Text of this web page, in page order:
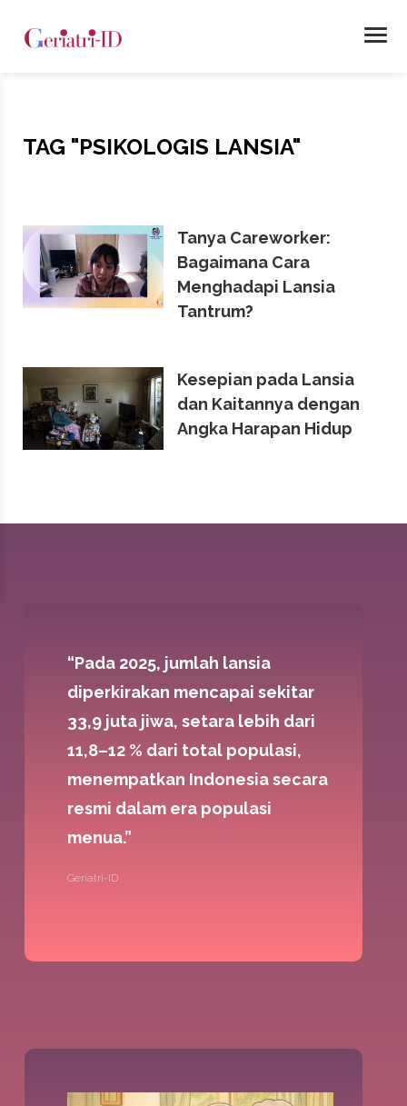
TAG "PSIKOLOGIS LANSIA"
Tanya Careworker:
Bagaimana Cara
Menghadapi Lansia
Tantrum?
Kesepian pada Lansia
dan Kaitannya dengan
Angka Harapan Hidup
“Pada 2025, jumlah lansia
diperkirakan mencapai sekitar
33,9 juta jiwa, setara lebih dari
11,8–12 % dari total populasi,
menempatkan Indonesia secara
resmi dalam era populasi
menua.”
Geriatri-ID